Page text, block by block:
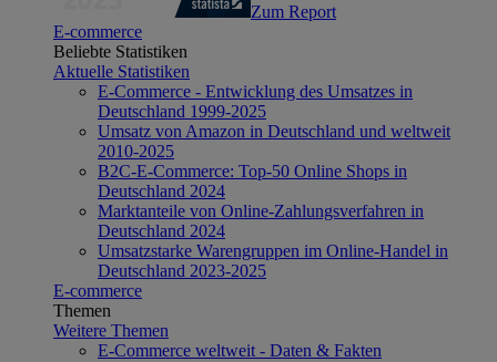
Zum Report
E-commerce
Beliebte Statistiken
Aktuelle Statistiken
E-Commerce - Entwicklung des Umsatzes in
Deutschland 1999-2025
Umsatz von Amazon in Deutschland und weltweit
2010-2025
B2C-E-Commerce: Top-50 Online Shops in
Deutschland 2024
Marktanteile von Online-Zahlungsverfahren in
Deutschland 2024
Umsatzstarke Warengruppen im Online-Handel in
Deutschland 2023-2025
E-commerce
Themen
Weitere Themen
E-Commerce weltweit - Daten & Fakten